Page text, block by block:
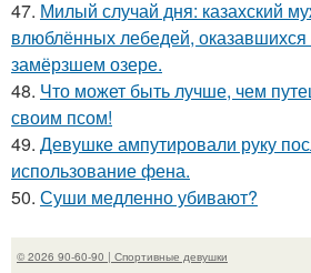
47. Милый случай дня: казахский
влюблённых лебедей, оказавшихся
замёрзшем озере.
48. Что может быть лучше, чем
своим псом!
49. Девушке ампутировали руку
использование фена.
50. Суши медленно убивают?
© 2026 90-60-90 | Спортивные девушки